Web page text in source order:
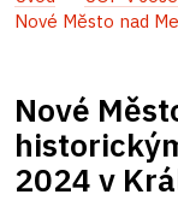
Nové Město nad
Nové
2024 v